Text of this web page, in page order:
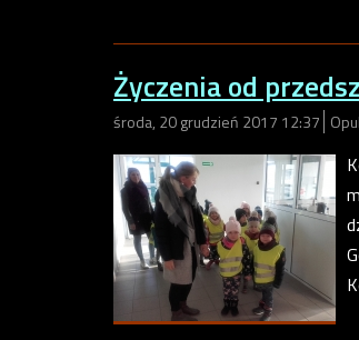
Życzenia od
środa, 20 grudzień 2017 12:37